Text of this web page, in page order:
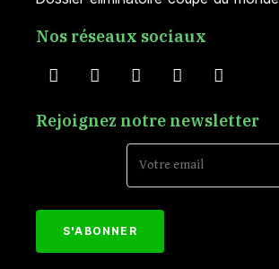
Nos réseaux sociaux
Rejoignez notre newsletter